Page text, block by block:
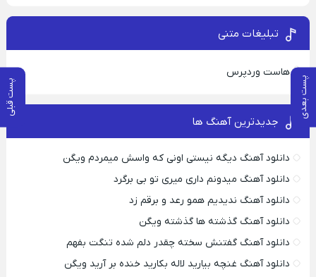
پست بعدی پست قبلی
تبلیغات متنی
هاست وردپرس
جدیدترین آهنگ ها
دانلود آهنگ دیگه نیستی اونی که واسش میمردم ویگن
دانلود آهنگ میدونم داری میری تو بی برگرد
دانلود آهنگ ندیدیم همو رعد و برقم زد
دانلود آهنگ گذشته ها گذشته ویگن
دانلود آهنگ گفتنش سخته چقدر دلم شده تنگت بفهم
دانلود آهنگ غنچه بیارید لاله بکارید خنده بر آرید ویگن